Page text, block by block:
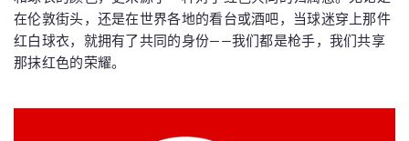
在伦敦街头，还是在世界各地的看台或酒吧，当球迷穿上那件
红白球衣，就拥有了共同的身份——我们都是枪手，我们共享
那抹红色的荣耀。